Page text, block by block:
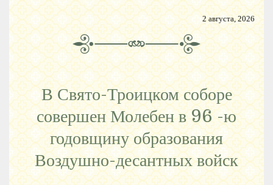
2 августа, 2026
В Свято-Троицком соборе
совершен Молебен в 96 -ю
годовщину образования
Воздушно-десантных войск